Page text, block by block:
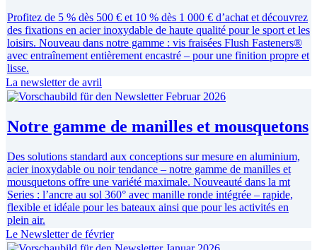
Profitez de 5 % dès 500 € et 10 % dès 1 000 € d’achat et découvrez
des fixations en acier inoxydable de haute qualité pour le sport et les
loisirs. Nouveau dans notre gamme : vis fraisées Flush Fasteners®
avec entraînement entièrement encastré – pour une finition propre et
lisse.
La newsletter de avril
Notre gamme de manilles et mousquetons
Des solutions standard aux conceptions sur mesure en aluminium,
acier inoxydable ou noir tendance – notre gamme de manilles et
mousquetons offre une variété maximale. Nouveauté dans la mt
Series : l’ancre au sol 360° avec manille ronde intégrée – rapide,
flexible et idéale pour les bateaux ainsi que pour les activités en
plein air.
Le Newsletter de février